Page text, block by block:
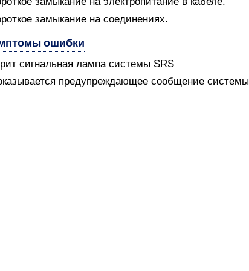
замыкание на соединениях.
ошибки
сигнальная лампа системы SRS
предупреждающее сообщение